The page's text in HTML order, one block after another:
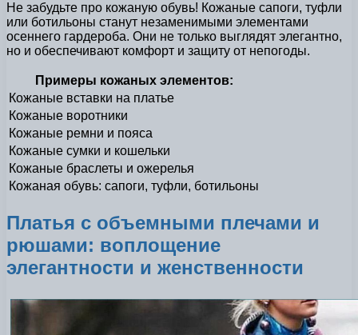
Не забудьте про кожаную обувь! Кожаные сапоги, туфли
или ботильоны станут незаменимыми элементами
осеннего гардероба. Они не только выглядят элегантно,
но и обеспечивают комфорт и защиту от непогоды.
Примеры кожаных элементов:
Кожаные вставки на платье
Кожаные воротники
Кожаные ремни и пояса
Кожаные сумки и кошельки
Кожаные браслеты и ожерелья
Кожаная обувь: сапоги, туфли, ботильоны
Платья с объемными плечами и
рюшами: воплощение
элегантности и женственности